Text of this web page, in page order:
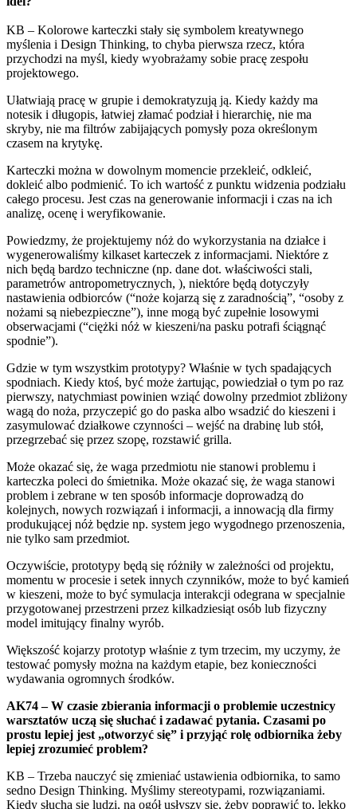
KB – Kolorowe karteczki stały się symbolem kreatywnego
myślenia i Design Thinking, to chyba pierwsza rzecz, która
przychodzi na myśl, kiedy wyobrażamy sobie pracę zespołu
projektowego.
Ułatwiają pracę w grupie i demokratyzują ją. Kiedy każdy ma
notesik i długopis, łatwiej złamać podział i hierarchię, nie ma
skryby, nie ma filtrów zabijających pomysły poza określonym
czasem na krytykę.
Karteczki można w dowolnym momencie przekleić, odkleić,
dokleić albo podmienić. To ich wartość z punktu widzenia podziału
całego procesu. Jest czas na generowanie informacji i czas na ich
analizę, ocenę i weryfikowanie.
Powiedzmy, że projektujemy nóż do wykorzystania na działce i
wygenerowaliśmy kilkaset karteczek z informacjami. Niektóre z
nich będą bardzo techniczne (np. dane dot. właściwości stali,
parametrów antropometrycznych, ), niektóre będą dotyczyły
nastawienia odbiorców (“noże kojarzą się z zaradnością”, “osoby z
nożami są niebezpieczne”), inne mogą być zupełnie losowymi
obserwacjami (“ciężki nóż w kieszeni/na pasku potrafi ściągnąć
spodnie”).
Gdzie w tym wszystkim prototypy? Właśnie w tych spadających
spodniach. Kiedy ktoś, być może żartując, powiedział o tym po raz
pierwszy, natychmiast powinien wziąć dowolny przedmiot zbliżony
wagą do noża, przyczepić go do paska albo wsadzić do kieszeni i
zasymulować działkowe czynności – wejść na drabinę lub stół,
przegrzebać się przez szopę, rozstawić grilla.
Może okazać się, że waga przedmiotu nie stanowi problemu i
karteczka poleci do śmietnika. Może okazać się, że waga stanowi
problem i zebrane w ten sposób informacje doprowadzą do
kolejnych, nowych rozwiązań i informacji, a innowacją dla firmy
produkującej nóż będzie np. system jego wygodnego przenoszenia,
nie tylko sam przedmiot.
Oczywiście, prototypy będą się różniły w zależności od projektu,
momentu w procesie i setek innych czynników, może to być kamień
w kieszeni, może to być symulacja interakcji odegrana w specjalnie
przygotowanej przestrzeni przez kilkadziesiąt osób lub fizyczny
model imitujący finalny wyrób.
Większość kojarzy prototyp właśnie z tym trzecim, my uczymy, że
testować pomysły można na każdym etapie, bez konieczności
wydawania ogromnych środków.
AK74 – W czasie zbierania informacji o problemie uczestnicy
warsztatów uczą się słuchać i zadawać pytania. Czasami po
prostu lepiej jest „otworzyć się” i przyjąć rolę odbiornika żeby
lepiej zrozumieć problem?
KB – Trzeba nauczyć się zmieniać ustawienia odbiornika, to samo
sedno Design Thinking. Myślimy stereotypami, rozwiązaniami.
Kiedy słucha się ludzi, na ogół usłyszy się, żeby poprawić to, lekko